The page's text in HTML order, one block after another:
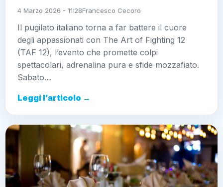
4 Marzo 2026 - 11:28Francesco Cecoro
Il pugilato italiano torna a far battere il cuore
degli appassionati con The Art of Fighting 12
(TAF 12), l’evento che promette colpi
spettacolari, adrenalina pura e sfide mozzafiato.
Sabato…
Leggi l’articolo →